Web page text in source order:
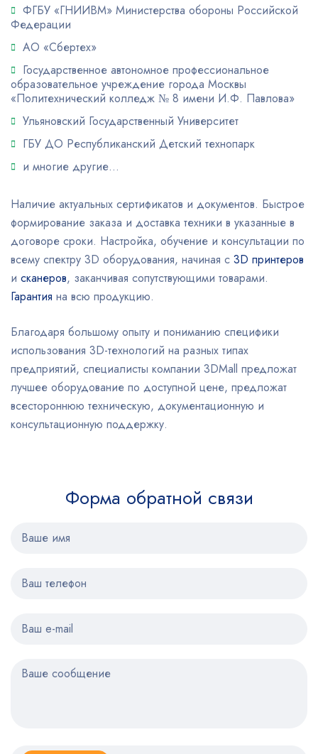
ФГБУ «ГНИИВМ» Министерства обороны Российской
Федерации
АО «Сбертех»
Государственное автономное профессиональное
образовательное учреждение города Москвы
«Политехнический колледж № 8 имени И.Ф. Павлова»
Ульяновский Государственный Университет
ГБУ ДО Республиканский Детский технопарк
и многие другие…
Наличие актуальных сертификатов и документов. Быстрое
формирование заказа и доставка техники в указанные в
договоре сроки. Настройка, обучение и консультации по
всему спектру 3D оборудования, начиная с 3D принтеров
и сканеров, заканчивая сопутствующими товарами.
Гарантия на всю продукцию.
Благодаря большому опыту и пониманию специфики
использования 3D-технологий на разных типах
предприятий, специалисты компании 3DMall предложат
лучшее оборудование по доступной цене, предложат
всестороннюю техническую, документационную и
консультационную поддержку.
Форма обратной связи